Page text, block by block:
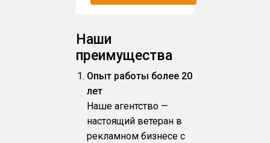
Наши
преимущества
Опыт работы более 20
лет
Наше агентство —
настоящий ветеран в
рекламном бизнесе с